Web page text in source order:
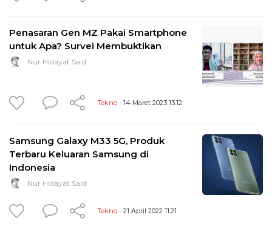
Penasaran Gen MZ Pakai Smartphone
untuk Apa? Survei Membuktikan
Nur Hidayat Said
Tekno - 14 Maret 2023 13:12
Samsung Galaxy M33 5G, Produk
Terbaru Keluaran Samsung di
Indonesia
Nur Hidayat Said
Tekno - 21 April 2022 11:21